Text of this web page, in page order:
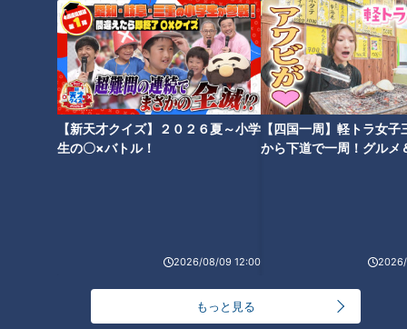
【新天才クイズ】２０２６夏～小学
生の〇×バトル！
2026/08/09 12:00
【四国一周】軽トラ女子
から下道で一周！グルメ
もっと見る
ナ #コラボ #雑談
#コラボ
【密着の裏】今回は「ウラオモ
テレビ」の裏側に密着します。
「筋を通してないのもある」
CBCアナウンサーYouTube「み